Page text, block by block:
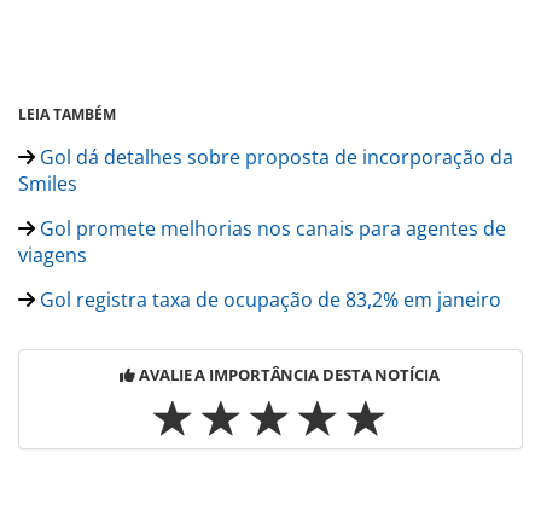
LEIA TAMBÉM
Gol dá detalhes sobre proposta de incorporação da
Smiles
Gol promete melhorias nos canais para agentes de
viagens
Gol registra taxa de ocupação de 83,2% em janeiro
AVALIE A IMPORTÂNCIA DESTA NOTÍCIA